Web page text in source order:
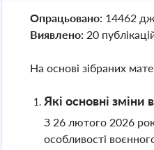
Опрацьовано: 14462
Виявлено: 20
На основі зібраних
Які основні
З 26 лютого 2026
особливості